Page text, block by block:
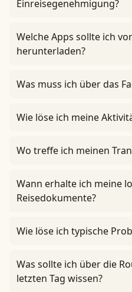
Einreisegenehmigung?
Welche Apps sollte ich
herunterladen?
Was muss ich über das
Wie löse ich meine
Wo treffe ich meinen
Wann erhalte ich meine
Reisedokumente?
Wie löse ich typische
Was sollte ich über die
letzten Tag wissen?